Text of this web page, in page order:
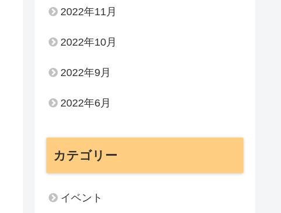
2022年11月
2022年10月
2022年9月
2022年6月
カテゴリー
イベント